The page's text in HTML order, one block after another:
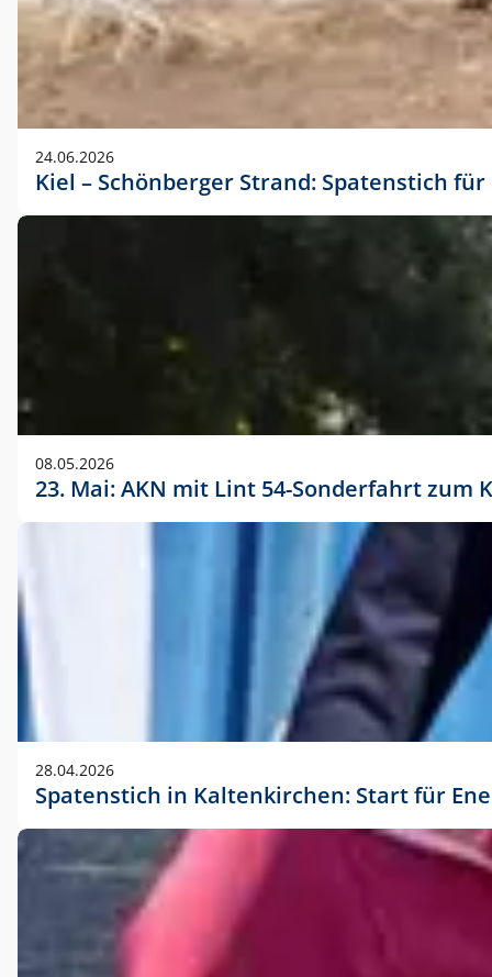
24.06.2026
Kiel – Schönberger Strand: Spatenstich
08.05.2026
23. Mai: AKN mit Lint 54-Sonderfahrt
28.04.2026
Spatenstich in Kaltenkirchen: Start für